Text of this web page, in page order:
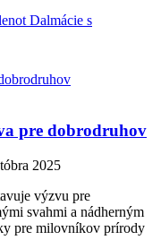
Dalmácie s
pre dobrodruhov
2025
výzvu pre
svahmi a nádherným
pre milovníkov prírody